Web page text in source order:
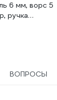
6 мм, ворс 5
ручка
mini 903-3060
ВОПРОСЫ